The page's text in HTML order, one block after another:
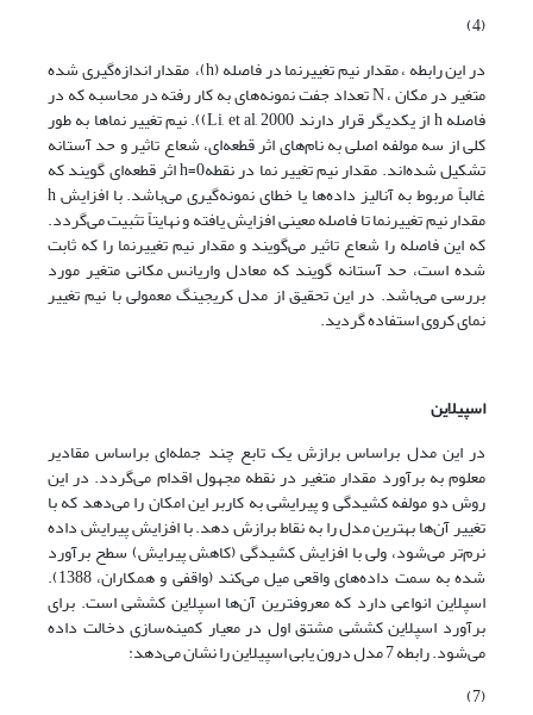
(4)
در این رابطه ، مقدار نیم تغییرنما در فاصله (h)، مقدار اندازه‌گیری شده
متغیر در مکان ، N تعداد جفت نمونه‌های به ‌کار رفته در محاسبه که در
فاصله h از یکدیگر قرار دارند Li, et al, 2000)). نیم تغییر نماها به طور
کلی از سه مولفه اصلی به نام‌های اثر قطعه‌ای، شعاع تاثیر و حد آستانه
تشکیل شده‌اند. مقدار نیم تغییر نما در نقطهh=0 اثر قطعه‌ای گویند که
غالباً مربوط به آنالیز داده‌ها یا خطای نمونه‌گیری می‌باشد. با افزایش h
مقدار نیم تغییرنما تا فاصله معینی افزایش یافته و نهایتاً تثبیت می‌گردد.
که این فاصله را شعاع تاثیر می‌گویند و مقدار نیم تغییرنما را که ثابت
شده است، حد آستانه گویند که معادل واریانس مکانی متغیر مورد
بررسی می‌باشد. در این تحقیق از مدل کریجینگ معمولی با نیم تغییر
نمای کروی استفاده گردید.
اسپیلاین
در این مدل براساس برازش یک تابع چند جمله‌ای براساس مقادیر
معلوم به برآورد مقدار متغیر در نقطه مجهول اقدام می‌گردد. در این
روش دو مولفه کشیدگی و پیرایشی به کاربر این امکان را می‌دهد که با
تغییر آن‌ها بهترین مدل را به نقاط برازش دهد. با افزایش پیرایش داده
نرم‌تر می‌شود، ولی با افزایش کشیدگی (کاهش پیرایش) سطح برآورد
شده به سمت داده‌های واقعی میل می‌کند (واقفی و همکاران، 1388).
اسپلاین انواعی دارد که معروفترین آن‌ها اسپلاین کششی است. برای
برآورد اسپلاین کششی مشتق اول در معیار کمینه‌سازی دخالت داده
می‌شود. رابطه 7 مدل درون یابی اسپیلاین را نشان می‌دهد:
(7)